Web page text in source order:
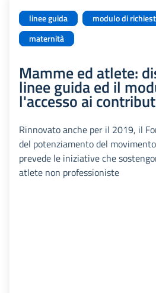
linee guida
modulo di
maternità
Mamme ed atlete:
linee guida ed il
l'accesso ai
Rinnovato anche per il 2019, il
del potenziamento del
prevede le iniziative che
atlete non professioniste